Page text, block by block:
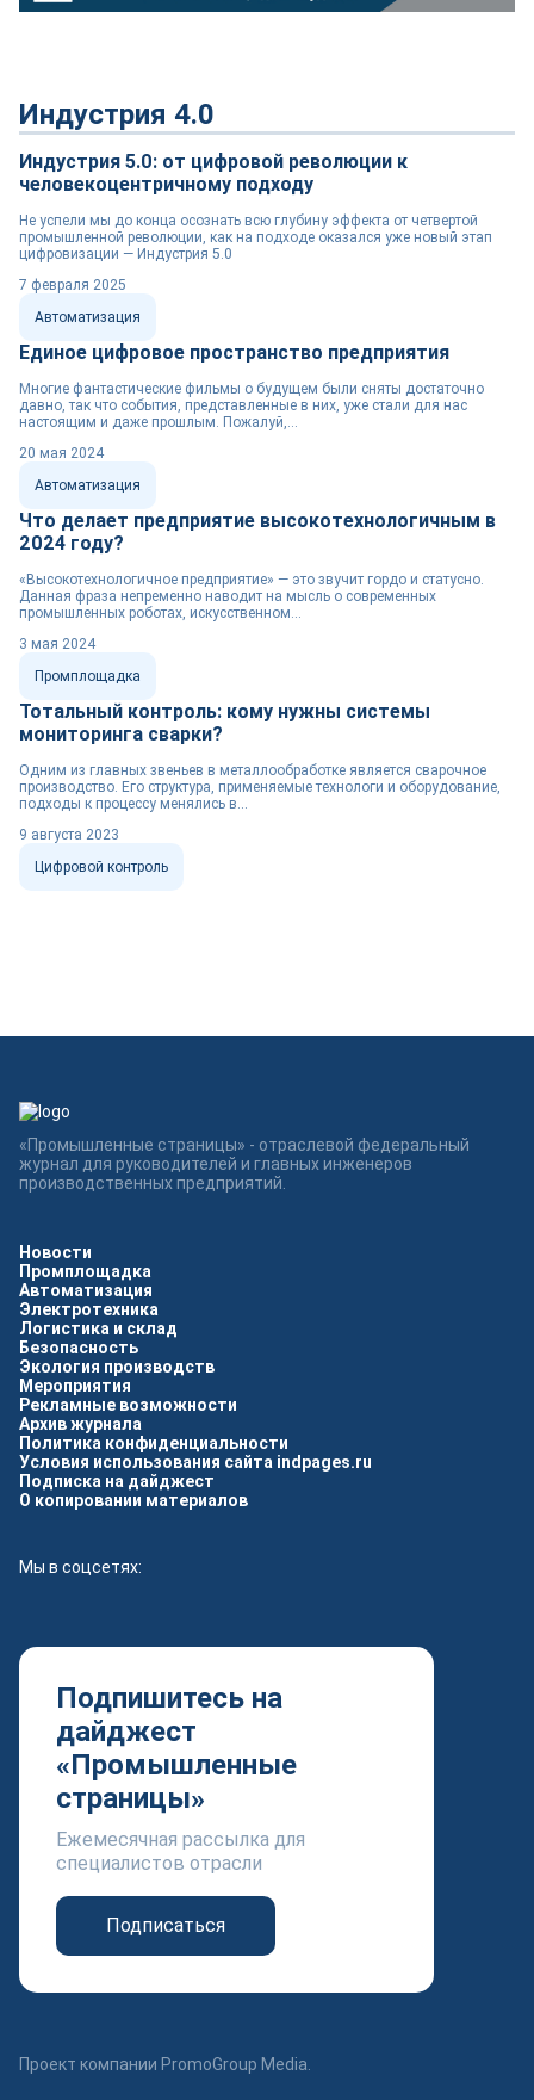
Индустрия 4.0
Индустрия 5.0: от цифровой революции к
человекоцентричному подходу
Не успели мы до конца осознать всю глубину эффекта от четвертой
промышленной революции, как на подходе оказался уже новый этап
цифровизации — Индустрия 5.0
Автоматизация
7 февраля 2025
Единое цифровое пространство предприятия
Многие фантастические фильмы о будущем были сняты достаточно
давно, так что события, представленные в них, уже стали для нас
настоящим и даже прошлым. Пожалуй,...
Автоматизация
20 мая 2024
Что делает предприятие высокотехнологичным в
2024 году?
«Высокотехнологичное предприятие» — это звучит гордо и статусно.
Данная фраза непременно наводит на мысль о современных
промышленных роботах, искусственном...
Промплощадка
3 мая 2024
Тотальный контроль: кому нужны системы
мониторинга сварки?
Одним из главных звеньев в металлообработке является сварочное
производство. Его структура, применяемые технологи и оборудование,
подходы к процессу менялись в...
Цифровой контроль
9 августа 2023
Новости
Промплощадка
Автоматизация
Электротехника
Логистика и склад
Безопасность
Экология производств
Мероприятия
Рекламные возможности
Архив журнала
Политика конфиденциальности
Условия использования сайта indpages.ru
Подписка на дайджест
О копировании материалов
Мы в соцсетях:
Подпишитесь на
дайджест
«Промышленные
страницы»
Ежемесячная рассылка для
специалистов отрасли
Подписаться
«Промышленные страницы» - отраслевой федеральный
журнал для руководителей и главных инженеров
производственных предприятий.
Проект компании PromoGroup Media.